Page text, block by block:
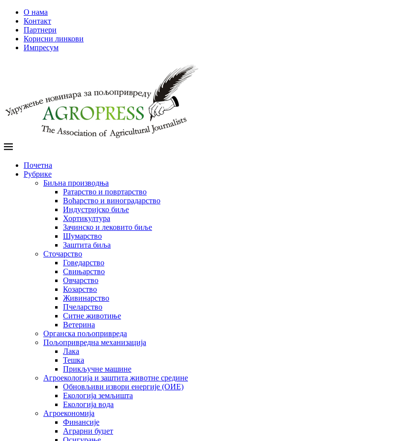
О нама
Контакт
Партнери
Корисни линкови
Импресум
Почетна
Рубрике
Биљна производња
Ратарство и повртарство
Воћарство и виноградарство
Индустријско биље
Хортикултура
Зачинско и лековито биље
Шумарство
Заштита биља
Сточарство
Говедарство
Свињарство
Овчарство
Козарство
Живинарство
Пчеларство
Ситне животиње
Ветерина
Органска пољопривреда
Пољопривредна механизација
Лака
Тешка
Прикључне машине
Агроекологија и заштита животне средине
Обновљиви извори енергије (ОИЕ)
Екологија земљишта
Екологија вода
Агроекономија
Финансије
Аграрни буџет